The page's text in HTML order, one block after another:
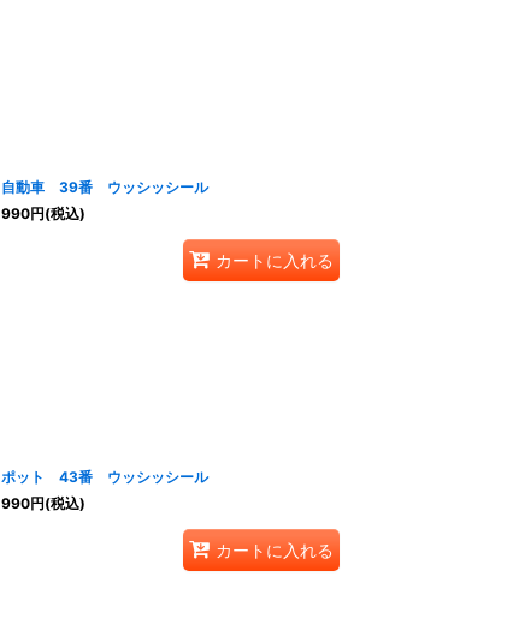
自動車 39番 ウッシッシール
990円(税込)
カートに入れる
ポット 43番 ウッシッシール
990円(税込)
カートに入れる